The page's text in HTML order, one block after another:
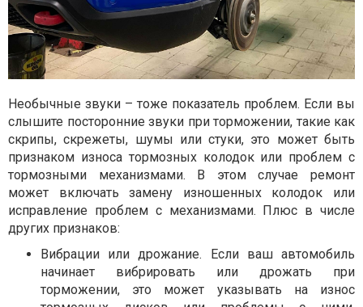
Необычные звуки – тоже показатель проблем. Если вы
слышите посторонние звуки при торможении, такие как
скрипы, скрежеты, шумы или стуки, это может быть
признаком износа тормозных колодок или проблем с
тормозными механизмами. В этом случае ремонт
может включать замену изношенных колодок или
исправление проблем с механизмами. Плюс в числе
других признаков:
Вибрации или дрожание. Если ваш автомобиль
начинает вибрировать или дрожать при
торможении, это может указывать на износ